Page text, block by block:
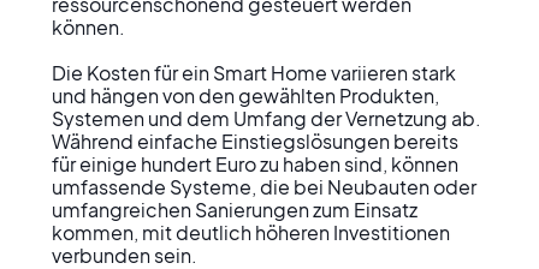
können.
Die Kosten für ein Smart Home variieren stark
und hängen von den gewählten Produkten,
Systemen und dem Umfang der Vernetzung ab.
Während einfache Einstiegslösungen bereits
für einige hundert Euro zu haben sind, können
umfassende Systeme, die bei Neubauten oder
umfangreichen Sanierungen zum Einsatz
kommen, mit deutlich höheren Investitionen
verbunden sein.